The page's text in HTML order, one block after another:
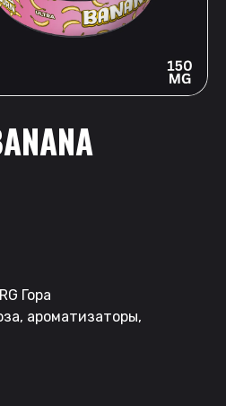
Гора
ароматизаторы,